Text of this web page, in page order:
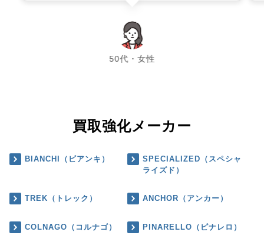
50代・女性
chevron_left chevron_right
買取強化メーカー
BIANCHI（ビアンキ）
SPECIALIZED（スペシャ
ライズド）
TREK（トレック） ANCHOR（アンカー）
COLNAGO（コルナゴ） PINARELLO（ピナレロ）